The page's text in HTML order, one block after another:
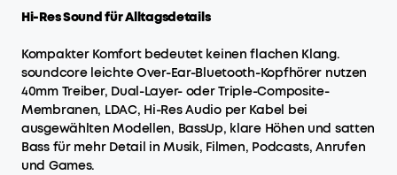
Hi-Res Sound für Alltagsdetails
Kompakter Komfort bedeutet keinen flachen Klang.
soundcore leichte Over-Ear-Bluetooth-Kopfhörer nutzen
40mm Treiber, Dual-Layer- oder Triple-Composite-
Membranen, LDAC, Hi-Res Audio per Kabel bei
ausgewählten Modellen, BassUp, klare Höhen und satten
Bass für mehr Detail in Musik, Filmen, Podcasts, Anrufen
und Games.